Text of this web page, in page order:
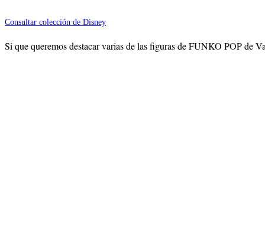
Consultar colección de Disney
Si que queremos destacar varias de las figuras de FUNKO POP de